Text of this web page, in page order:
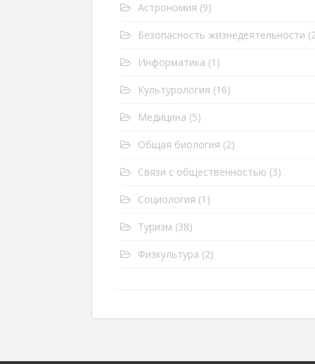
Астрономия (9)
Безопасность жизнедеятельности
Информатика (1)
Культурология (16)
Медицина (5)
Общая биология (2)
Связи с общественностью (3)
Социология (1)
Туризм (38)
Физкультура (2)